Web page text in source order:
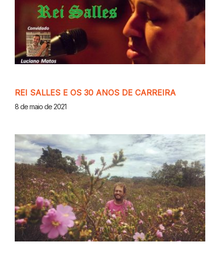
REI SALLES E OS 30 ANOS DE CARREIRA
8 de maio de 2021